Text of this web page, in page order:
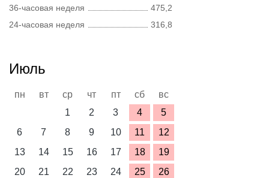
36-часовая неделя
475,2
24-часовая неделя
316,8
Июль
пн вт ср чт пт сб
вс
1
2 3 4
5
6
7 8 9 10 11
12
13
14 15 16 17 18
19
20
21 22 23 24 25
26